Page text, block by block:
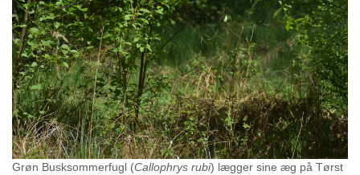
Grøn Busksommerfugl (Callophrys rubi) lægger sine æg på Tørst